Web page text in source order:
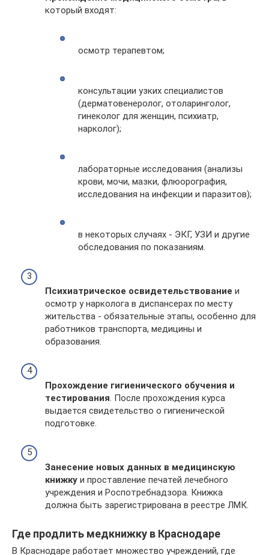
который входят:
осмотр терапевтом;
консультации узких специалистов
(дерматовенеролог, отоларинголог,
гинеколог для женщин, психиатр,
нарколог);
лабораторные исследования (анализы
крови, мочи, мазки, флюорография,
исследования на инфекции и паразитов);
в некоторых случаях - ЭКГ, УЗИ и другие
обследования по показаниям.
Психиатрическое освидетельствование и
осмотр у нарколога в диспансерах по месту
жительства - обязательные этапы, особенно для
работников транспорта, медицины и
образования.
Прохождение гигиенического обучения и
тестирования. После прохождения курса
выдается свидетельство о гигиенической
подготовке.
Занесение новых данных в медицинскую
книжку и проставление печатей лечебного
учреждения и Роспотребнадзора. Книжка
должна быть зарегистрирована в реестре ЛМК.
Где продлить медкнижку в Краснодаре
В Краснодаре работает множество учреждений, где